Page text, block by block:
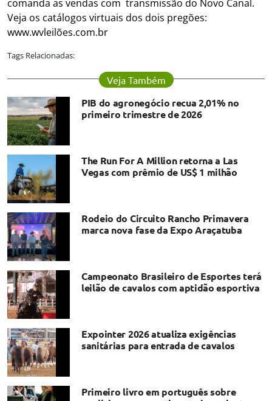
comanda as vendas com transmissão do Novo Canal.
Veja os catálogos virtuais dos dois pregões:
www.wvleilões.com.br
Tags Relacionadas:
Veja Também
PIB do agronegócio recua 2,01% no
primeiro trimestre de 2026
The Run For A Million retorna a Las
Vegas com prêmio de US$ 1 milhão
Rodeio do Circuito Rancho Primavera
marca nova fase da Expo Araçatuba
Campeonato Brasileiro de Esportes terá
leilão de cavalos com aptidão esportiva
Expointer 2026 atualiza exigências
sanitárias para entrada de cavalos
Primeiro livro em português sobre